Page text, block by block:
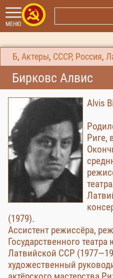
МЕНЮ
Б, Актеры, СССР, Россия,
Бирковс Алвис
Alvis
Риге,
(1979).
Ассистент режиссёра,
Государственного театра
Латвийской ССР
художественный